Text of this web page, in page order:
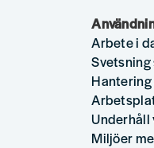
Arbete i
Underhåll
Miljöer